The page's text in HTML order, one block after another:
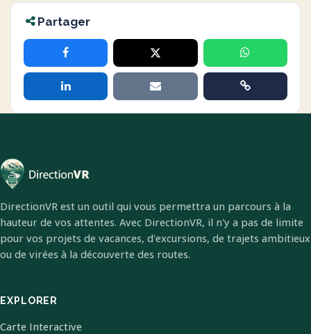
Partager
DirectionVR est un outil qui vous permettra un parcours à la
hauteur de vos attentes. Avec DirectionVR, il n'y a pas de limite
pour vos projets de vacances, d'excursions, de trajets ambitieux
ou de virées à la découverte des routes.
EXPLORER
Carte Interactive